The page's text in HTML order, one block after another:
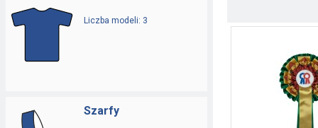
Liczba modeli: 3
Szarfy